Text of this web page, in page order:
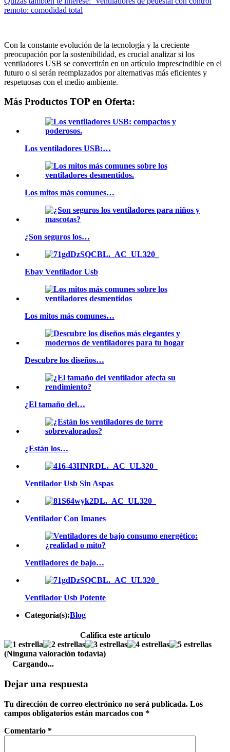
remoto: comodidad total
Con la constante evolución de la tecnología y la creciente
preocupación por la sostenibilidad, es crucial analizar si los
ventiladores USB se convertirán en un artículo imprescindible en el
futuro o si serán reemplazados por alternativas más eficientes y
respetuosas con el medio ambiente.
Más Productos TOP en Oferta:
Los ventiladores USB:…
Los mitos más comunes…
¿Son seguros los…
Ebay Ventilador Usb
Los mitos más comunes…
Descubre los diseños…
¿El tamaño del…
¿Están los…
Ventilador Usb Sin Aspas
Ventilador Con Imanes
Ventiladores de bajo…
Ventilador Usb Potente
Categoría(s):Blog
Califica este artículo
(Ninguna valoración todavía)
Cargando...
Dejar una respuesta
Tu dirección de correo electrónico no será publicada. Los
campos obligatorios están marcados con *
Comentario *